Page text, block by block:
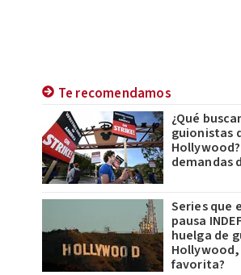
Te recomendamos
¿Qué
guionistas
demandas
Series que
pausa
huelga de
favorita?